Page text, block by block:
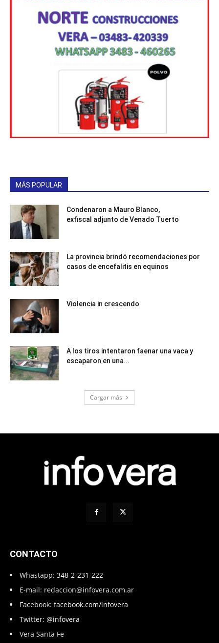
MÁS POPULAR
Condenaron a Mauro Blanco,
exfiscal adjunto de Venado Tuerto
La provincia brindó recomendaciones por
casos de encefalitis en equinos
Violencia in crescendo
A los tiros intentaron faenar una vaca y
escaparon en una...
Cargar más
CONTACTO
Whastapp: 348-2-231-222
E-mail: redaccion@infovera.com.ar
Facebook: facebook.com/infovera
Twitter: @infovera
Vera Santa Fe